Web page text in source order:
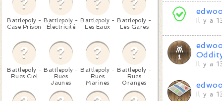
Battlepoly -
Case Prison
Battlepoly -
Électricité
Battlepoly -
Les Eaux
Battlepoly -
Les Gares
Battlepoly -
Rues Ciel
Battlepoly -
Rues
Jaunes
Battlepoly -
Rues
Marines
Battlepoly -
Rues
Oranges
Il y a
Il y a
Il y a